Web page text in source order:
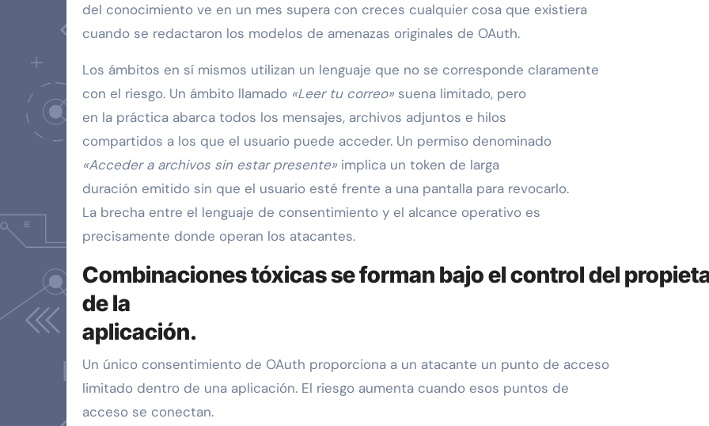
del conocimiento ve en un mes supera con creces cualquier cosa que existiera
cuando se redactaron los modelos de amenazas originales de OAuth.
Los ámbitos en sí mismos utilizan un lenguaje que no se corresponde claramente
con el riesgo. Un ámbito llamado «Leer tu correo» suena limitado, pero
en la práctica abarca todos los mensajes, archivos adjuntos e hilos
compartidos a los que el usuario puede acceder. Un permiso denominado
«Acceder a archivos sin estar presente» implica un token de larga
duración emitido sin que el usuario esté frente a una pantalla para revocarlo.
La brecha entre el lenguaje de consentimiento y el alcance operativo es
precisamente donde operan los atacantes.
Combinaciones tóxicas se forman bajo el control del
de la
aplicación.
Un único consentimiento de OAuth proporciona a un atacante un punto de acceso
limitado dentro de una aplicación. El riesgo aumenta cuando esos puntos de
acceso se conectan.